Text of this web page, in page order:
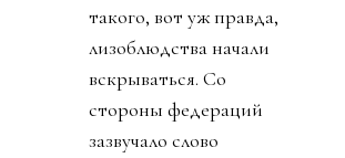
такого, вот уж правда,
лизоблюдства начали
вскрываться. Со
стороны федераций
зазвучало слово